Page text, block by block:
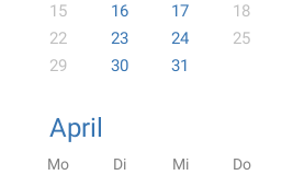
15
16 17 18
22
23 24 25
29
30 31
April
Mo Di Mi Do